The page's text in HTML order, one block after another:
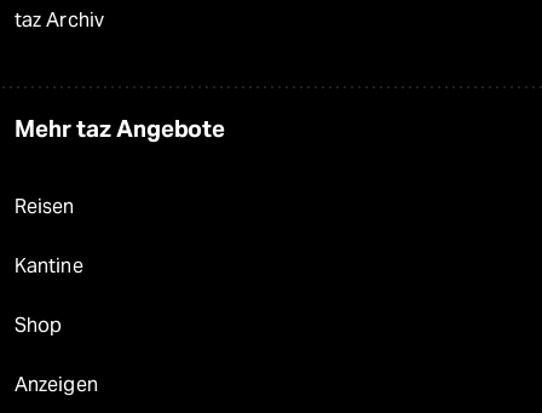
taz Archiv
Mehr taz Angebote
Reisen
Kantine
Shop
Anzeigen